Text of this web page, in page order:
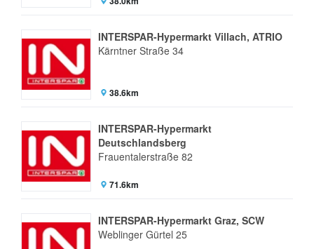
INTERSPAR-Hypermarkt Villach, ATRIO
Kärntner Straße 34
38.6km
INTERSPAR-Hypermarkt
Deutschlandsberg
Frauentalerstraße 82
71.6km
INTERSPAR-Hypermarkt Graz, SCW
Weblinger Gürtel 25